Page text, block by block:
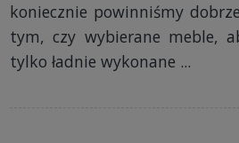
koniecznie powinniśmy
tym, czy wybierane meble,
tylko ładnie wykonane ...